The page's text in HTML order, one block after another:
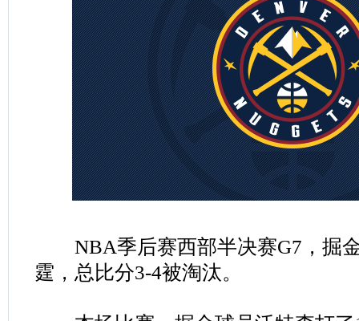
NBA季后赛西部半决赛G7，掘金
霆，总比分3-4被淘汰。